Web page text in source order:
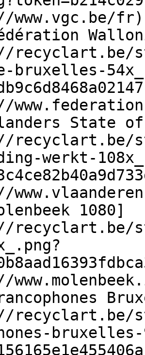
fr)
recyclart.be/
bruxelles-
State
recyclart.be/
werkt-
1080]
recyclart.be/
recyclart.be/
bruxelles-